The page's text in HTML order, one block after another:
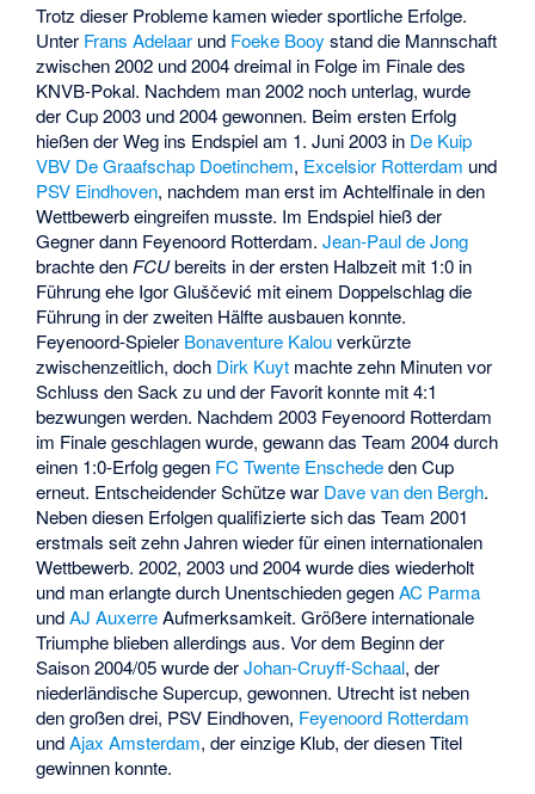
Trotz dieser Probleme kamen wieder sportliche Erfolge.
Unter Frans Adelaar und Foeke Booy stand die Mannschaft
zwischen 2002 und 2004 dreimal in Folge im Finale des
KNVB-Pokal. Nachdem man 2002 noch unterlag, wurde
der Cup 2003 und 2004 gewonnen. Beim ersten Erfolg
hießen der Weg ins Endspiel am 1. Juni 2003 in De Kuip
VBV De Graafschap Doetinchem, Excelsior Rotterdam und
PSV Eindhoven, nachdem man erst im Achtelfinale in den
Wettbewerb eingreifen musste. Im Endspiel hieß der
Gegner dann Feyenoord Rotterdam.Jean-Paul de Jong
brachte den FCUbereits in der ersten Halbzeit mit 1:0 in
Führung ehe Igor Gluščević mit einem Doppelschlag die
Führung in der zweiten Hälfte ausbauen konnte.
Feyenoord-Spieler Bonaventure Kalouverkürzte
zwischenzeitlich, doch Dirk Kuyt machte zehn Minuten vor
Schluss den Sack zu und der Favorit konnte mit 4:1
bezwungen werden. Nachdem 2003 Feyenoord Rotterdam
im Finale geschlagen wurde, gewann das Team 2004 durch
einen 1:0-Erfolg gegen FC Twente Enschededen Cup
erneut. Entscheidender Schütze war Dave van den Bergh.
Neben diesen Erfolgen qualifizierte sich das Team 2001
erstmals seit zehn Jahren wieder für einen internationalen
Wettbewerb. 2002, 2003 und 2004 wurde dies wiederholt
und man erlangte durch Unentschieden gegenAC Parma
undAJ AuxerreAufmerksamkeit. Größere internationale
Triumphe blieben allerdings aus. Vor dem Beginn der
Saison 2004/05 wurde derJohan-Cruyff-Schaal, der
niederländische Supercup, gewonnen. Utrecht ist neben
den großen drei, PSV Eindhoven, Feyenoord Rotterdam
undAjax Amsterdam, der einzige Klub, der diesen Titel
gewinnen konnte.